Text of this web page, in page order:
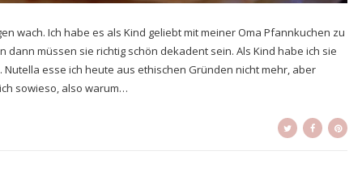
wach. Ich habe es als Kind geliebt mit meiner Oma Pfannkuchen zu
müssen sie richtig schön dekadent sein. Als Kind habe ich sie
esse ich heute aus ethischen Gründen nicht mehr, aber
sowieso, also warum…